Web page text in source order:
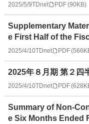
2025/5/9TDnet PDF(90KB)
Supplementary
e First Half of the
2025/4/10TDnet PDF(
2025年８月期 第２四
2025/4/10TDnet PDF(
Summary of Non-
e Six Months Ended February